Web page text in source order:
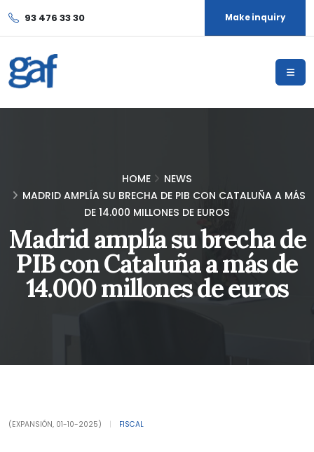
93 476 33 30 Make inquiry
HOME
NEWS
MADRID AMPLÍA SU BRECHA DE PIB CON CATALUÑA A MÁS
DE 14.000 MILLONES DE EUROS
Madrid amplía su brecha de
PIB con Cataluña a más de
14.000 millones de euros
(EXPANSIÓN, 01-10-2025) FISCAL